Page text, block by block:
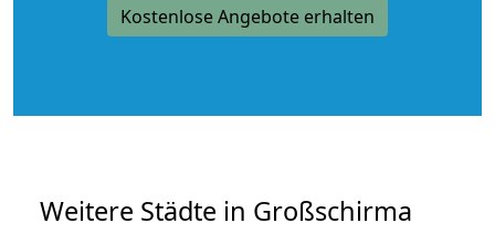
Kostenlose Angebote erhalten
Weitere Städte in Großschirma